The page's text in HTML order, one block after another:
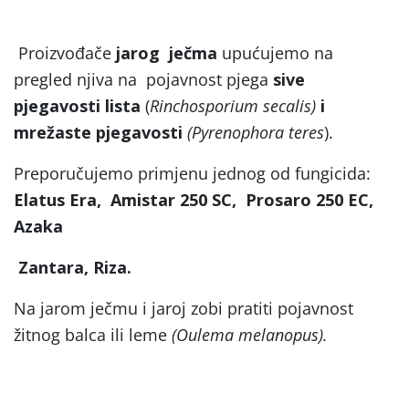
Proizvođače jarog ječma upućujemo na
pregled njiva na pojavnost pjega sive
pjegavosti lista (Rinchosporium secalis) i
mrežaste pjegavosti (Pyrenophora teres).
Preporučujemo primjenu jednog od fungicida:
Elatus Era, Amistar 250 SC, Prosaro 250 EC,
Azaka
Zantara, Riza.
Na jarom ječmu i jaroj zobi pratiti pojavnost
žitnog balca ili leme (Oulema melanopus).